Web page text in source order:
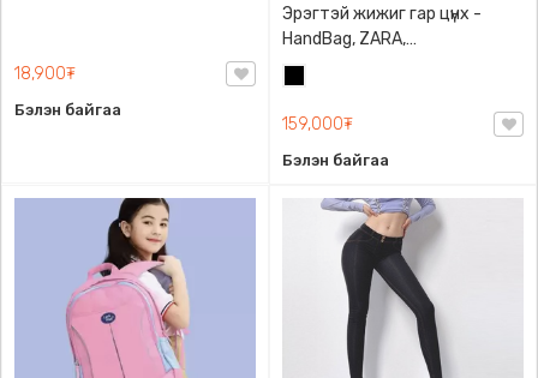
18,900₮
Бэлэн байгаа
Эрэгтэй жижиг гар цүнх -
HandBag, ZARA,
3720/005/040, PU арьс
159,000₮
Бэлэн байгаа